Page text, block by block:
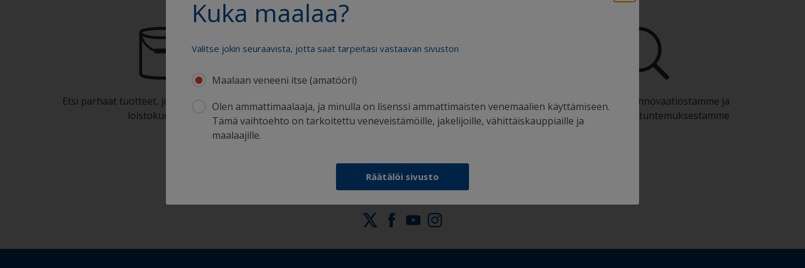
Kuka maalaa?
Valitse jokin seuraavista, jotta saat tarpeitasi vastaavan sivuston
Maalaan veneeni itse (amatööri)
Olen ammattimaalaaja, ja minulla on lisenssi ammattimaisten venemaalien käyttämiseen.
Tämä vaihtoehto on tarkoitettu veneveistämöille, jakelijoille, vähittäiskauppiaille ja
maalaajille.
Räätälöi sivusto
Etsi parhaat tuotteet, joilla voit pitää veneesi
loistokunnossa
Saat kaiken tuen, jota tarvitset varmaan
maalaamiseen
Hyödy jatkuvasta innovaatiostamme ja
tieteellisestä asiantuntemuksestamme